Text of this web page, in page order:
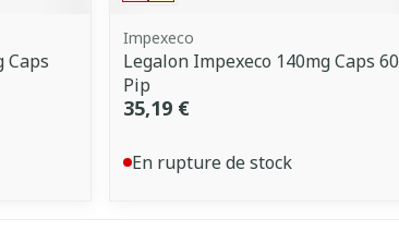
Caps
Impexeco
Legalon Impexeco 140mg Caps 60
Pip
35,19 €
En rupture de stock